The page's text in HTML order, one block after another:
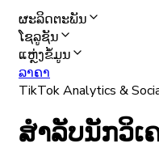
ຜະລິດຕະພັນ
ໂຊລູຊັນ
ແຫຼ່ງຂໍ້ມູນ
ລາຄາ
TikTok Analytics &
ສໍາລັບນັກວິເ